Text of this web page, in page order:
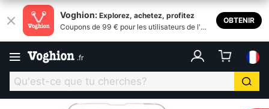
Voghion: Explorez, achetez, profitez
Coupons de 99 € pour les utilisateurs de l'ap
OBTENIR
.fr